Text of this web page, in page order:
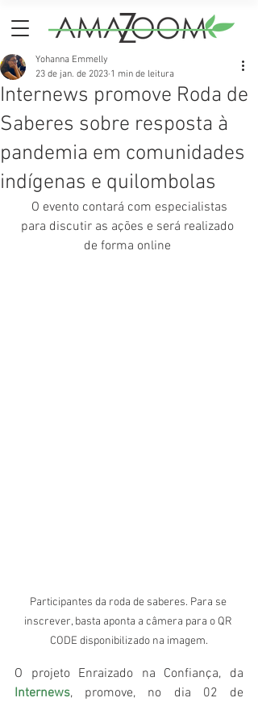
Internews promove Roda de
Saberes sobre resposta à
pandemia em comunidades
indígenas e quilombolas
Yohanna Emmelly
23 de jan. de 2023 1 min de leitura
para discutir as ações e será realizado
de forma online
Participantes da roda de saberes. Para se
inscrever, basta aponta a câmera para o QR
CODE disponibilizado na imagem.
Internews, promove, no dia 02 de